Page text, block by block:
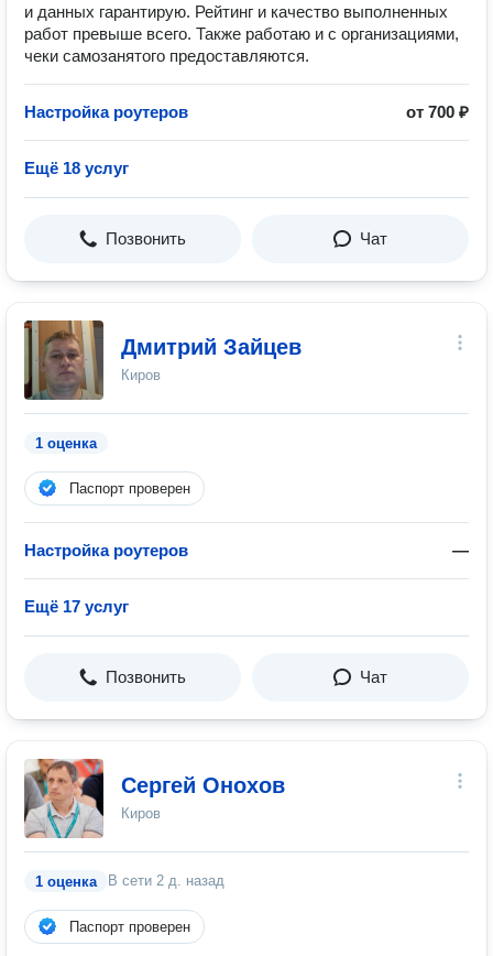
и данных гарантирую. Рейтинг и качество выполненных
работ превыше всего. Также работаю и с организациями,
чеки самозанятого предоставляются.
Настройка роутеров от 700 ₽
Ещё 18 услуг
Позвонить Чат
Дмитрий Зайцев
Киров
1 оценка
Паспорт проверен
Настройка роутеров —
Ещё 17 услуг
Позвонить Чат
Сергей Онохов
Киров
1 оценка В сети 2 д. назад
Паспорт проверен